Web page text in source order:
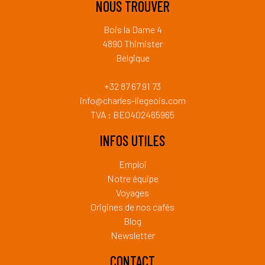
NOUS TROUVER
Bois la Dame 4
4890 Thimister
Belgique
+32 87 67 91 73
info@charles-liegeois.com
TVA : BE0402465965
INFOS UTILES
Emploi
Notre équipe
Voyages
Origines de nos cafés
Blog
Newsletter
CONTACT